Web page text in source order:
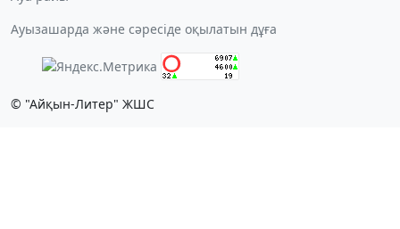
Ауызашарда және сәресіде оқылатын дұға
© "Айқын-Литер" ЖШС